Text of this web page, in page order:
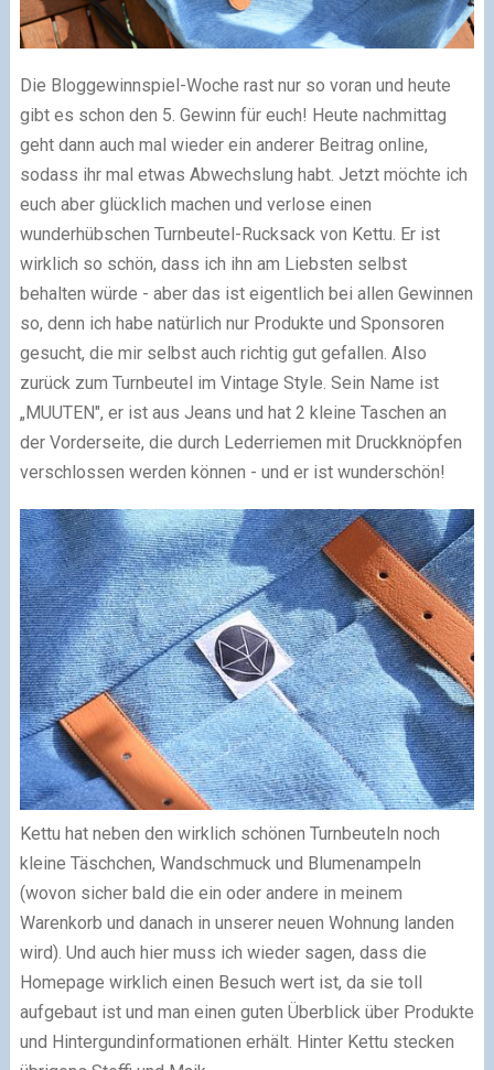
Die Bloggewinnspiel-Woche rast nur so voran und heute
gibt es schon den 5. Gewinn für euch! Heute nachmittag
geht dann auch mal wieder ein anderer Beitrag online,
sodass ihr mal etwas Abwechslung habt. Jetzt möchte ich
euch aber glücklich machen und verlose einen
wunderhübschen Turnbeutel-Rucksack von Kettu. Er ist
wirklich so schön, dass ich ihn am Liebsten selbst
behalten würde - aber das ist eigentlich bei allen Gewinnen
so, denn ich habe natürlich nur Produkte und Sponsoren
gesucht, die mir selbst auch richtig gut gefallen. Also
zurück zum Turnbeutel im Vintage Style. Sein Name ist
„MUUTEN", er ist aus Jeans und hat 2 kleine Taschen an
der Vorderseite, die durch Lederriemen mit Druckknöpfen
verschlossen werden können - und er ist wunderschön!
Kettu hat neben den wirklich schönen Turnbeuteln noch
kleine Täschchen, Wandschmuck und Blumenampeln
(wovon sicher bald die ein oder andere in meinem
Warenkorb und danach in unserer neuen Wohnung landen
wird). Und auch hier muss ich wieder sagen, dass die
Homepage wirklich einen Besuch wert ist, da sie toll
aufgebaut ist und man einen guten Überblick über Produkte
und Hintergundinformationen erhält. Hinter Kettu stecken